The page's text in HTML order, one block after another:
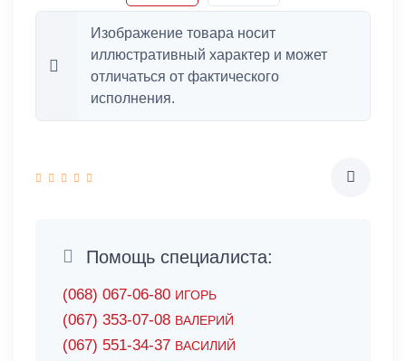
Изображение товара носит
иллюстративный характер и может
отличаться от фактического
исполнения.
Помощь специалиста:
(068) 067-06-80 ИГОРЬ
(067) 353-07-08 ВАЛЕРИЙ
(067) 551-34-37 ВАСИЛИЙ